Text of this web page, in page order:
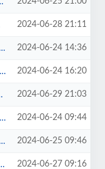
2024-06-28 21:11
2024-06-24 14:36
2024-06-24 16:20
2024-06-29 21:03
2024-06-24 09:44
2024-06-25 09:46
2024-06-27 09:16